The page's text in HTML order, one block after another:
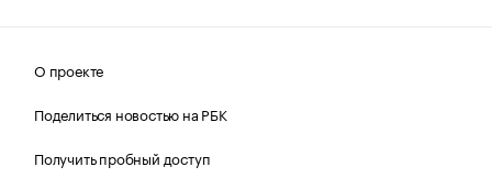
О проекте
Поделиться новостью на РБК
Получить пробный доступ